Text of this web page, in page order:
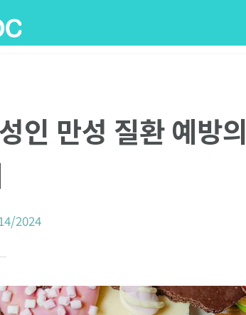
인 만성 질환 예방의
2024